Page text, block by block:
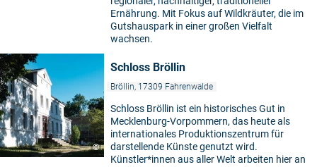
Ernährung. Mit Fokus auf Wildkräuter, die im
Gutshauspark in einer großen Vielfalt
wachsen.
©
Schloss Bröllin
Bröllin, 17309 Fahrenwalde
Schloss Bröllin ist ein historisches Gut in
Mecklenburg-Vorpommern, das heute als
internationales Produktionszentrum für
darstellende Künste genutzt wird.
Künstler*innen aus aller Welt arbeiten hier an